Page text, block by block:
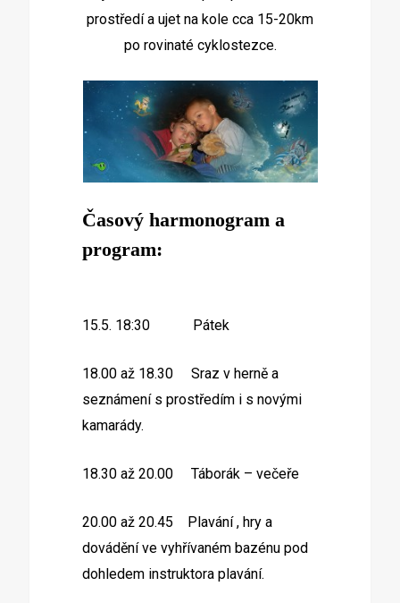
prostředí a ujet na kole cca 15-20km
po rovinaté cyklostezce.
Časový harmonogram a
program:
15.5. 18:30 Pátek
18.00 až 18.30 Sraz v herně a
seznámení s prostředím i s novými
kamarády.
18.30 až 20.00 Táborák – večeře
20.00 až 20.45 Plavání , hry a
dovádění ve vyhřívaném bazénu pod
dohledem instruktora plavání.